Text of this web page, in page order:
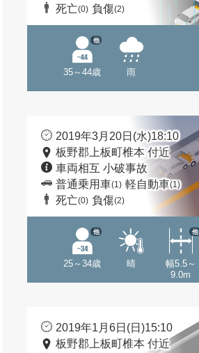
死亡(0) 負傷(2)
35～44歳
他
雨
2019年3月20日(水)18:10
板野郡上板町椎本 付近
車両相互 小破事故
普通乗用車(1) 軽自動車(1)
死亡(0) 負傷(2)
25～34歳
他
晴
幅5.5～
9.0m
他
2019年1月6日(日)15:10
板野郡上板町椎本 付近